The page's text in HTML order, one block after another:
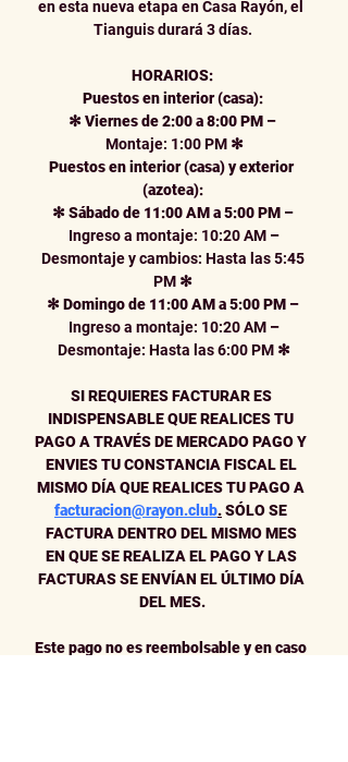
en esta nueva etapa en Casa Rayón, el
Tianguis durará 3 días.
HORARIOS:
Puestos en interior (casa):
✻Viernes de 2:00 a 8:00 PM –
Montaje: 1:00 PM ✻
Puestos en interior (casa) y exterior
(azotea):
✻ Sábado de 11:00 AM a 5:00 PM –
Ingreso a montaje: 10:20 AM –
Desmontaje y cambios: Hasta las 5:45
PM ✻
✻ Domingo de 11:00 AM a 5:00 PM –
Ingreso a montaje: 10:20 AM –
Desmontaje: Hasta las 6:00 PM ✻
SI REQUIERES FACTURAR ES
INDISPENSABLE QUE REALICES TU
PAGO A TRAVÉS DE MERCADO PAGO Y
ENVIES TU CONSTANCIA FISCAL EL
MISMO DÍA QUE REALICES TU PAGO A
facturacion@rayon.club. SÓLO SE
FACTURA DENTRO DEL MISMO MES
EN QUE SE REALIZA EL PAGO Y LAS
FACTURAS SE ENVÍAN EL ÚLTIMO DÍA
DEL MES.
Este pago no es reembolsable y en caso